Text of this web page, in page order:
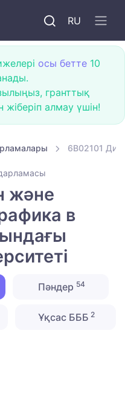
RU
осы бетте 10
гранттық
алмау үшін!
6B02101
және
в
Пәндер 54
Ұқсас БББ 2